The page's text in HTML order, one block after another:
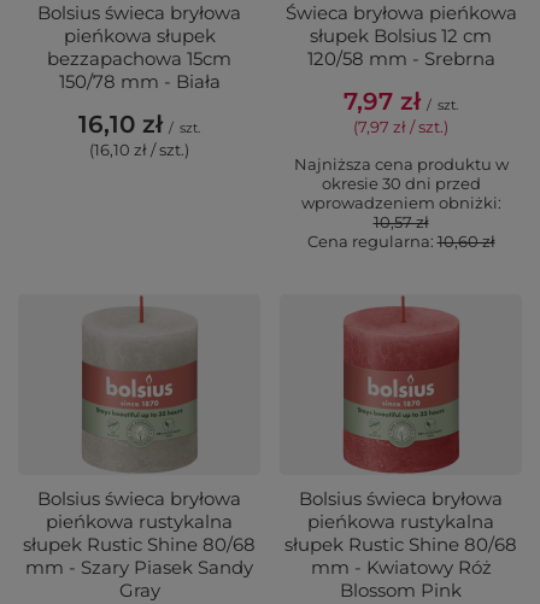
Bolsius świeca bryłowa
pieńkowa słupek
bezzapachowa 15cm
150/78 mm - Biała
16,10 zł / szt.
(16,10 zł / szt.)
Świeca bryłowa pieńkowa
słupek Bolsius 12 cm
120/58 mm - Srebrna
7,97 zł / szt.
(7,97 zł / szt.)
Najniższa cena produktu w
okresie 30 dni przed
wprowadzeniem obniżki:
10,57 zł
Cena regularna:10,60 zł
Bolsius świeca bryłowa
pieńkowa rustykalna
słupek Rustic Shine 80/68
mm - Szary Piasek Sandy
Gray
Bolsius świeca bryłowa
pieńkowa rustykalna
słupek Rustic Shine 80/68
mm - Kwiatowy Róż
Blossom Pink